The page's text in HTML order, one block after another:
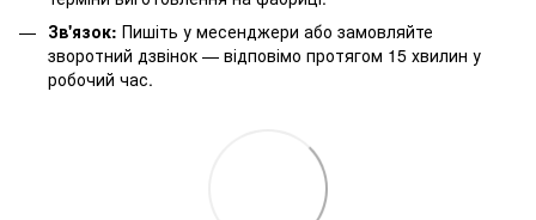
Зв'язок: Пишіть у месенджери або замовляйте
зворотний дзвінок — відповімо протягом 15 хвилин у
робочий час.